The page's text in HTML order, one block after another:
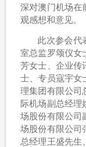
深对澳门机场在
观感想和意见。
此次参会代
室总监罗颂仪女
芳女士、企业传
士、专员寇宇女
理集团有限公司
际机场副总经
场股份有限公司
场股份有限公司
总经理王盛先生